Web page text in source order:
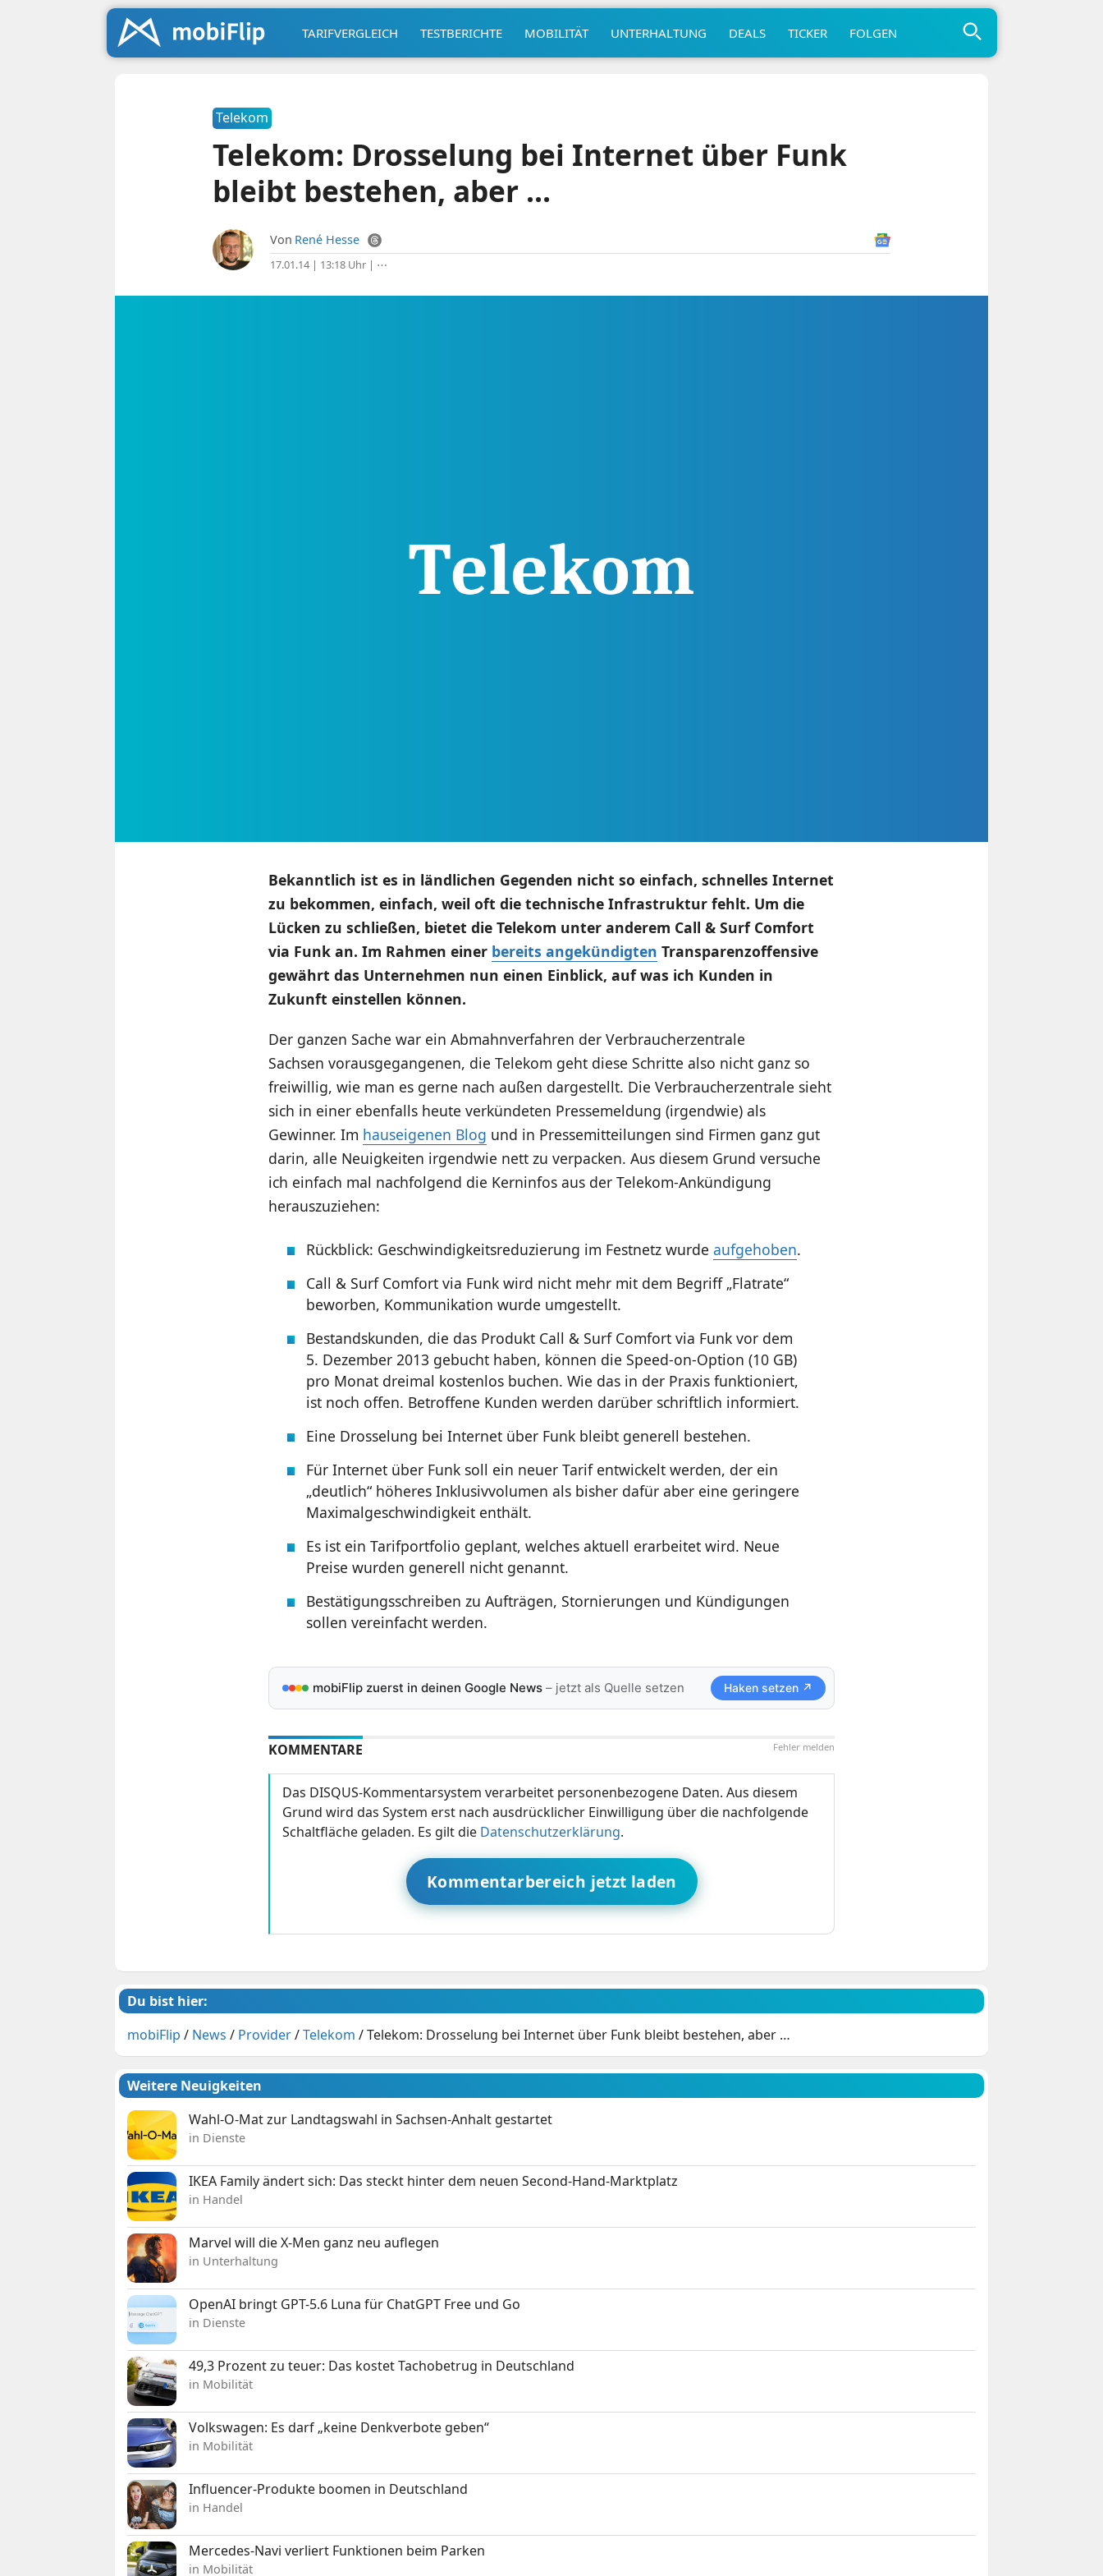
TARIFVERGLEICH TESTBERICHTE MOBILITÄT UNTERHALTUNG DEALS TICKER FOLGEN
Telekom
Telekom: Drosselung bei Internet über Funk
bleibt bestehen, aber …
Von René Hesse
17.01.14 | 13:18 Uhr| ⋯
Bekanntlich ist es in ländlichen Gegenden nicht so einfach, schnelles Internet
zu bekommen, einfach, weil oft die technische Infrastruktur fehlt. Um die
Lücken zu schließen, bietet die Telekom unter anderem Call & Surf Comfort
via Funk an. Im Rahmen einer bereits angekündigten Transparenzoffensive
gewährt das Unternehmen nun einen Einblick, auf was ich Kunden in
Zukunft einstellen können.
Der ganzen Sache war ein Abmahnverfahren der Verbraucherzentrale
Sachsen vorausgegangenen, die Telekom geht diese Schritte also nicht ganz so
freiwillig, wie man es gerne nach außen dargestellt. Die Verbraucherzentrale sieht
sich in einer ebenfalls heute verkündeten Pressemeldung (irgendwie) als
Gewinner. Im hauseigenen Blog und in Pressemitteilungen sind Firmen ganz gut
darin, alle Neuigkeiten irgendwie nett zu verpacken. Aus diesem Grund versuche
ich einfach mal nachfolgend die Kerninfos aus der Telekom-Ankündigung
herauszuziehen:
Rückblick: Geschwindigkeitsreduzierung im Festnetz wurde aufgehoben.
Call & Surf Comfort via Funk wird nicht mehr mit dem Begriff „Flatrate“
beworben, Kommunikation wurde umgestellt.
Bestandskunden, die das Produkt Call & Surf Comfort via Funk vor dem
5. Dezember 2013 gebucht haben, können die Speed-on-Option (10 GB)
pro Monat dreimal kostenlos buchen. Wie das in der Praxis funktioniert,
ist noch offen. Betroffene Kunden werden darüber schriftlich informiert.
Eine Drosselung bei Internet über Funk bleibt generell bestehen.
Für Internet über Funk soll ein neuer Tarif entwickelt werden, der ein
„deutlich“ höheres Inklusivvolumen als bisher dafür aber eine geringere
Maximalgeschwindigkeit enthält.
Es ist ein Tarifportfolio geplant, welches aktuell erarbeitet wird. Neue
Preise wurden generell nicht genannt.
Bestätigungsschreiben zu Aufträgen, Stornierungen und Kündigungen
sollen vereinfacht werden.
mobiFlip zuerst in deinen Google News– jetzt als Quelle setzen Haken setzen ↗
Fehler melden
KOMMENTARE
Das DISQUS-Kommentarsystem verarbeitet personenbezogene Daten. Aus diesem
Grund wird das System erst nach ausdrücklicher Einwilligung über die nachfolgende
Schaltfläche geladen. Es gilt die Datenschutzerklärung.
Kommentarbereich jetzt laden
Du bist hier:
mobiFlip / News / Provider/Telekom /Telekom: Drosselung bei Internet über Funk bleibt bestehen, aber …
Weitere Neuigkeiten
Wahl-O-Mat zur Landtagswahl in Sachsen-Anhalt gestartet
in Dienste
IKEA Family ändert sich: Das steckt hinter dem neuen Second-Hand-Marktplatz
in Handel
Marvel will die X-Men ganz neu auflegen
in Unterhaltung
OpenAI bringt GPT-5.6 Luna für ChatGPT Free und Go
in Dienste
49,3 Prozent zu teuer: Das kostet Tachobetrug in Deutschland
in Mobilität
Volkswagen: Es darf „keine Denkverbote geben“
in Mobilität
Influencer-Produkte boomen in Deutschland
in Handel
Mercedes-Navi verliert Funktionen beim Parken
in Mobilität